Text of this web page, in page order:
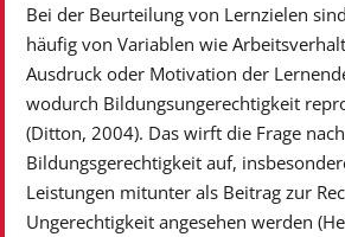
Bei der Beurteilung von Lernzielen
häufig von Variablen wie
Ausdruck oder Motivation der
wodurch Bildungsungerechtigkeit
(Ditton, 2004). Das wirft die Frage nach
Bildungsgerechtigkeit auf,
Leistungen mitunter als Beitrag zur
Ungerechtigkeit angesehen werden